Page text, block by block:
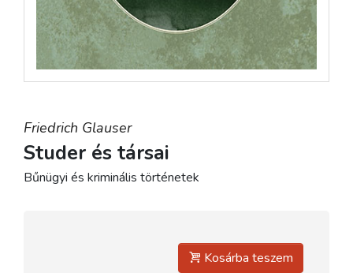
Friedrich Glauser
Studer és társai
Bűnügyi és kriminális történetek
Kosárba teszem